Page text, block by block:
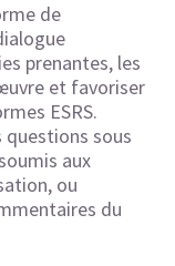
de
prenantes, les
et favoriser
ESRS.
questions sous
aux
ou
du